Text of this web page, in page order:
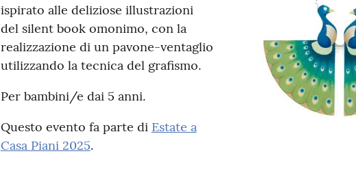
ispirato alle deliziose illustrazioni
del silent book omonimo, con la
realizzazione di un pavone-ventaglio
utilizzando la tecnica del grafismo.
Per bambini/e dai 5 anni.
Questo evento fa parte di Estate a
Casa Piani 2025.